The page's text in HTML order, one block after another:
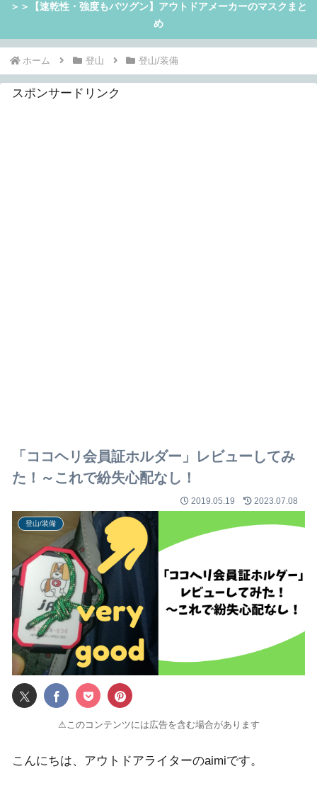
＞＞【速乾性・強度もバツグン】アウトドアメーカーのマスクまと
め
ホーム 登山 登山/装備
スポンサードリンク
「ココヘリ会員証ホルダー」レビューしてみ
た！～これで紛失心配なし！
2019.05.19 2023.07.08
登山/装備
⚠このコンテンツには広告を含む場合があります
こんにちは、アウトドアライターのaimiです。